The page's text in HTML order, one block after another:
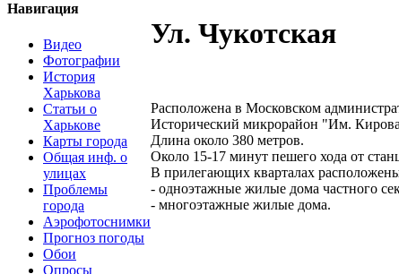
Навигация
Видео
Фотографии
История
Харькова
Статьи о
Харькове
Карты города
Общая инф. о
улицах
Проблемы
города
Аэрофотоснимки
Прогноз погоды
Обои
Опросы
Ул. Чукотская
Расположена в Московском
Исторический микрорайон "Им.
Длина около 380 метров.
Около 15-17 минут пешего хода от
В прилегающих кварталах
- одноэтажные жилые дома частного
- многоэтажные жилые дома.